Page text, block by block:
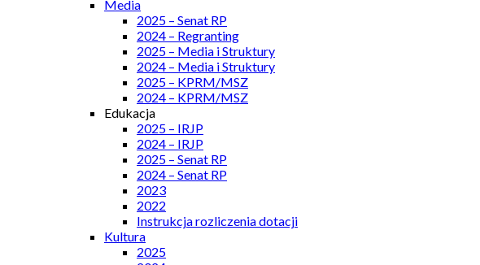
Media
2025 – Senat RP
2024 – Regranting
2025 – Media i Struktury
2024 – Media i Struktury
2025 – KPRM/MSZ
2024 – KPRM/MSZ
Edukacja
2025 – IRJP
2024 – IRJP
2025 – Senat RP
2024 – Senat RP
2023
2022
Instrukcja rozliczenia dotacji
Kultura
2025